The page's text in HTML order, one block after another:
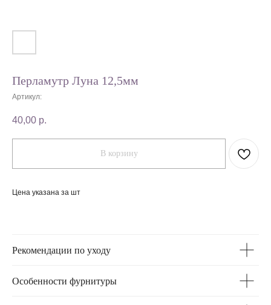
Перламутр Луна 12,5мм
Артикул:
40,00 р.
В корзину
Цена указана за шт
Рекомендации по уходу
Особенности фурнитуры